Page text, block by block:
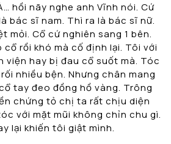
hồi nãy nghe anh Vĩnh nói. Cứ
bác sĩ nam. Thì ra là bác sĩ nữ.
mỏi. Cổ cứ nghiên sang 1 bên.
rồi khó mà cố định lại. Tôi với
viện hay bị đau cổ suốt mà. Tóc
nhiều bện. Nhưng chân mang
tay đeo đồng hồ vàng. Trông
chứng tỏ chị ta rất chịu diện
với mặt mũi không chỉn chu gì.
lại khiến tôi giật mình.